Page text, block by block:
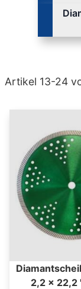
Artikel 13-24
2,2 x 22,2